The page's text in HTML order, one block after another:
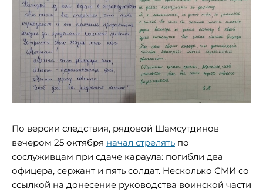
По версии следствия, рядовой Шамсутдинов
вечером 25 октября начал стрелять по
сослуживцам при сдаче караула: погибли два
офицера, сержант и пять солдат. Несколько СМИ со
ссылкой на донесение руководства воинской части